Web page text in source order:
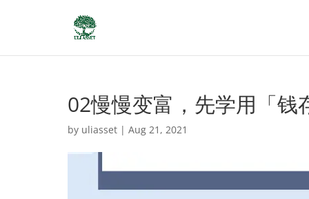
02慢慢变富，先学用「钱
by uliasset | Aug 21, 2021